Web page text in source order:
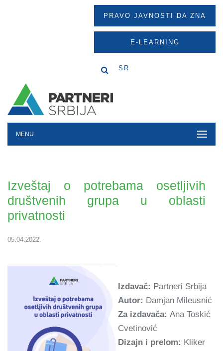
PRAVO JAVNOSTI DA ZNA
E-LEARNING
SR
MENU
Izveštaj o potrebama osetljivih
društvenih grupa u oblasti
privatnosti
05.04.2022.
Izdavač: Partneri Srbija
Autor: Damjan Mileusnić
Za izdavača: Ana Toskić
Cvetinović
Dizajn i prelom: Kliker